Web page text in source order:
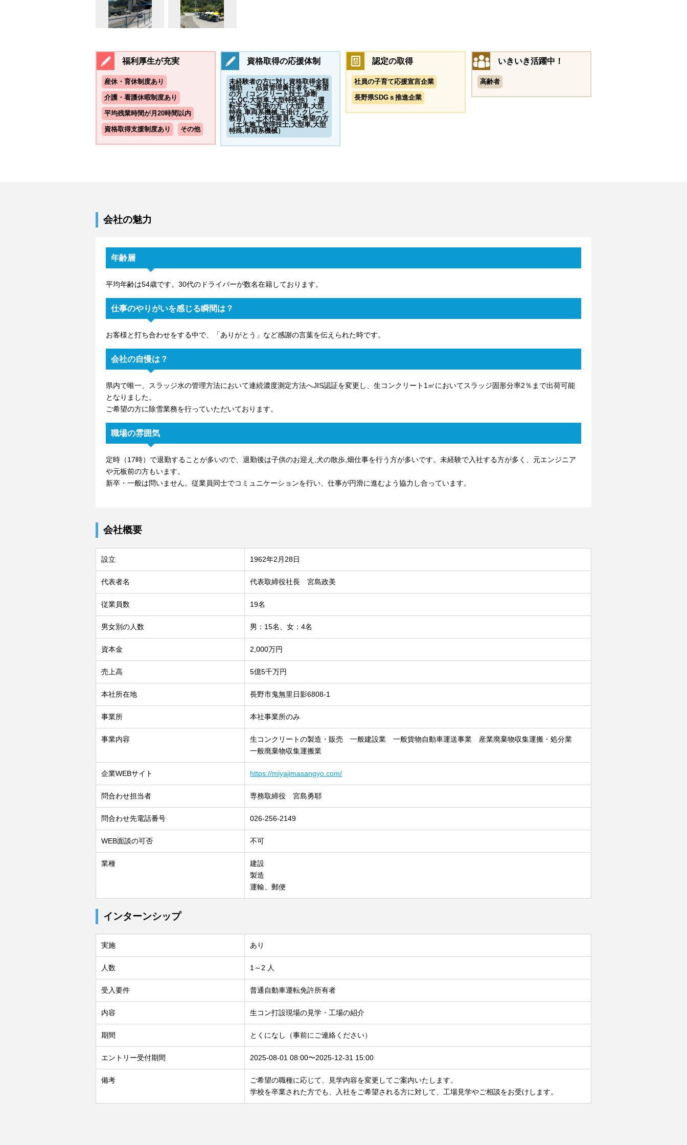
福利厚生が充実
産休・育休制度あり
介護・看護休暇制度あり
平均残業時間が月20時間以内
資格取得支援制度あり その他
資格取得の応援体制
未経験者の方に対し資格取得全額
補助 ・品質管理責任者をご希望
の方（コンクリート技士,診断
士,QC,大型車,大型特殊他）・運
転手をご希望の方（大型車,大型
特殊,車両系機械,玉掛け,クレーン
教育）・土木作業員をご希望の方
（土木施工管理技士,大型車,大型
特殊,車両系機械）
認定の取得
社員の子育て応援宣言企業
長野県SDGｓ推進企業
いきいき活躍中！
高齢者
会社の魅力
年齢層
平均年齢は54歳です。30代のドライバーが数名在籍しております。
仕事のやりがいを感じる瞬間は？
お客様と打ち合わせをする中で、「ありがとう」など感謝の言葉を伝えられた時です。
会社の自慢は？
県内で唯一、スラッジ水の管理方法において連続濃度測定方法へJIS認証を変更し、生コンクリート1㎥においてスラッジ固形分率2％まで出荷可能
となりました。
ご希望の方に除雪業務を行っていただいております。
職場の雰囲気
定時（17時）で退勤することが多いので、退勤後は子供のお迎え,犬の散歩,畑仕事を行う方が多いです。未経験で入社する方が多く、元エンジニア
や元板前の方もいます。
新卒・一般は問いません。従業員同士でコミュニケーションを行い、仕事が円滑に進むよう協力し合っています。
会社概要
設立 1962年2月28日
代表者名 代表取締役社長 宮島政美
従業員数 19名
男女別の人数 男：15名、女：4名
資本金 2,000万円
売上高 5億5千万円
本社所在地 長野市鬼無里日影6808‐1
事業所 本社事業所のみ
事業内容
生コンクリートの製造・販売 一般建設業 一般貨物自動車運送事業 産業廃棄物収集運搬・処分業
一般廃棄物収集運搬業
企業WEBサイト https://miyajimasangyo.com/
問合わせ担当者 専務取締役 宮島勇耶
問合わせ先電話番号 026‐256‐2149
WEB面談の可否 不可
業種
建設
製造
運輸、郵便
インターンシップ
実施 あり
人数 1～2 人
受入要件 普通自動車運転免許所有者
内容 生コン打設現場の見学・工場の紹介
期間 とくになし（事前にご連絡ください）
エントリー受付期間 2025-08-01 08:00〜2025-12-31 15:00
備考
ご希望の職種に応じて、見学内容を変更してご案内いたします。
学校を卒業された方でも、入社をご希望される方に対して、工場見学やご相談をお受けします。